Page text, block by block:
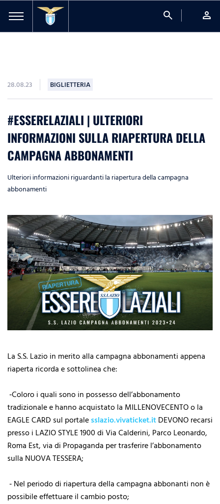
search person
28.08.23 BIGLIETTERIA
#ESSERELAZIALI | ULTERIORI
INFORMAZIONI SULLA RIAPERTURA DELLA
CAMPAGNA ABBONAMENTI
Ulteriori informazioni riguardanti la riapertura della campagna
abbonamenti
La S.S. Lazio in merito alla campagna abbonamenti appena
riaperta ricorda e sottolinea che:
⁃Coloro i quali sono in possesso dell’abbonamento
tradizionale e hanno acquistato la MILLENOVECENTO o la
EAGLE CARD sul portalesslazio.vivaticket.itDEVONO recarsi
presso i LAZIO STYLE 1900 di Via Calderini, Parco Leonardo,
Roma Est, via di Propaganda per trasferire l’abbonamento
sulla NUOVA TESSERA;
⁃ Nel periodo di riapertura della campagna abbonanti non è
possibile effettuare il cambio posto;